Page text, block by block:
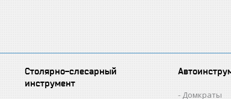
Столярно-слесарный
инструмент
Домкраты